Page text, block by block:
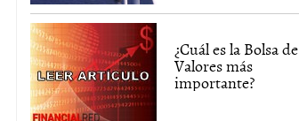
¿Cuál es la Bolsa de
Valores más
importante?